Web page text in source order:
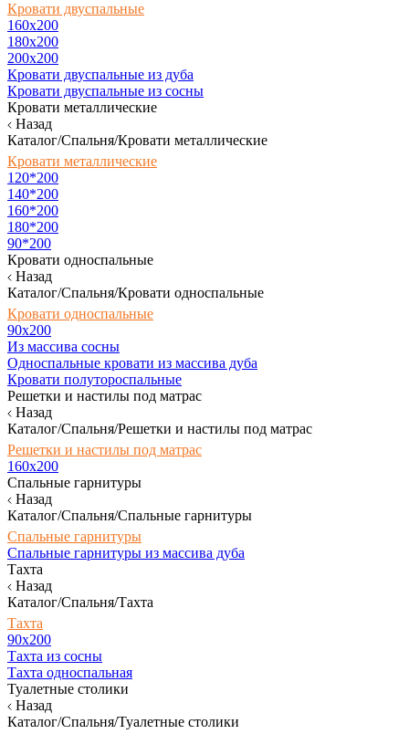
Кровати двуспальные
160х200
180x200
200x200
Кровати двуспальные из дуба
Кровати двуспальные из сосны
Кровати металлические
Назад
Каталог/Спальня/Кровати металлические
Кровати металлические
120*200
140*200
160*200
180*200
90*200
Кровати односпальные
Назад
Каталог/Спальня/Кровати односпальные
Кровати односпальные
90х200
Из массива сосны
Односпальные кровати из массива дуба
Кровати полутороспальные
Решетки и настилы под матрас
Назад
Каталог/Спальня/Решетки и настилы под матрас
Решетки и настилы под матрас
160х200
Спальные гарнитуры
Назад
Каталог/Спальня/Спальные гарнитуры
Спальные гарнитуры
Спальные гарнитуры из массива дуба
Тахта
Назад
Каталог/Спальня/Тахта
Тахта
90х200
Тахта из сосны
Тахта односпальная
Туалетные столики
Назад
Каталог/Спальня/Туалетные столики